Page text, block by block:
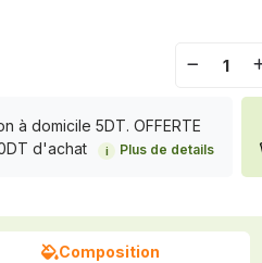
à domicile 5DT. OFFERTE
d'achat
i Plus de details
Composition